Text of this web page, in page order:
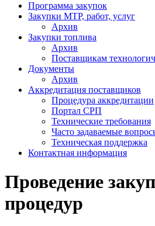
Программа закупок
Закупки МТР, работ, услуг
Архив
Закупки топлива
Архив
Поставщикам
Документы
Архив
Аккредитация поставщиков
Процедура аккредитации
Портал СРП
Технические требования
Часто задаваемые
Техническая поддержка
Контактная информация
Проведение
процедур